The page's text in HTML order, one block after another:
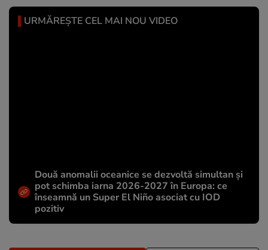
URMĂREȘTE CEL MAI NOU VIDEO
Două anomalii oceanice se dezvoltă simultan și
pot schimba iarna 2026-2027 în Europa: ce
înseamnă un Super El Niño asociat cu IOD
pozitiv